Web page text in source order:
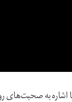
اشاره به